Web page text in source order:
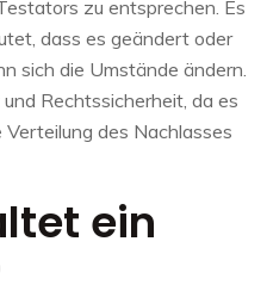
zu entsprechen. Es
dass es geändert oder
sich die Umstände ändern.
Rechtssicherheit, da es
des Nachlasses
ein